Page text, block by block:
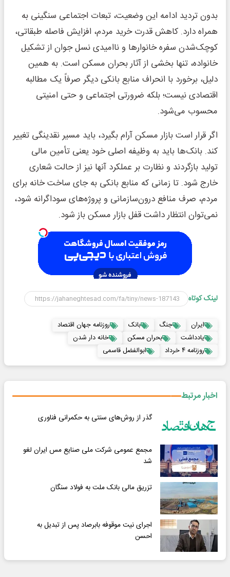
بدون تردید ادامه این وضعیت، تبعات اجتماعی سنگینی به
همراه دارد. کاهش قدرت خرید مردم، افزایش فاصله طبقاتی،
کوچک‌شدن سفره خانوارها و ناامیدی نسل جوان از تشکیل
خانواده، تنها بخشی از آثار بحران مسکن است. به همین
دلیل، برخورد با انحراف منابع بانکی دیگر صرفاً یک مطالبه
اقتصادی نیست؛ بلکه ضرورتی اجتماعی و حتی امنیتی
محسوب می‌شود.
اگر قرار است بازار مسکن آرام بگیرد، باید مسیر نقدینگی تغییر
کند. بانک‌ها باید به وظیفه اصلی خود یعنی تأمین مالی
تولید بازگردند و نظارت بر عملکرد آنها نیز از حالت شعاری
خارج شود. تا زمانی که منابع بانکی به جای ساخت خانه برای
مردم، صرف منافع درون‌سازمانی و پروژه‌های سوداگرانه شود،
نمی‌توان انتظار داشت قفل بازار مسکن باز شود.
لینک کوتاه
ایران جنگ بانک
روزنامه جهان اقتصاد
یادداشت
بحران مسکن
خانه دار شدن
روزنامه ۴ خرداد
ابوالفضل قاسمی
اخبار مرتبط
گذر از روش‌های سنتی به حکمرانی فناوری
مجمع عمومی شرکت ملی صنایع مس ایران لغو
شد
تزریق مالی بانک ملت به فولاد سنگان
اجرای نیت موقوفه بابرصاد پس از تبدیل به
احسن